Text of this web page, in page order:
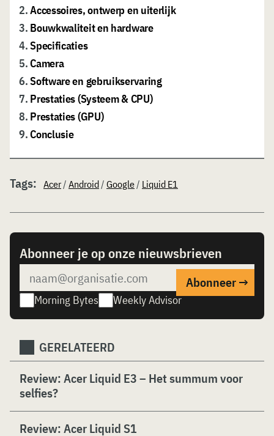
2.Accessoires, ontwerp en uiterlijk
3. Bouwkwaliteit en hardware
4.Specificaties
5.Camera
6.Software en gebruikservaring
7. Prestaties (Systeem & CPU)
8. Prestaties (GPU)
9.Conclusie
Tags: Acer/ Android/ Google/ Liquid E1
Abonneer je op onze nieuwsbrieven
Morning Bytes Weekly Advisor
GERELATEERD
Review: Acer Liquid E3 – Het summum voor
selfies?
Review: Acer Liquid S1